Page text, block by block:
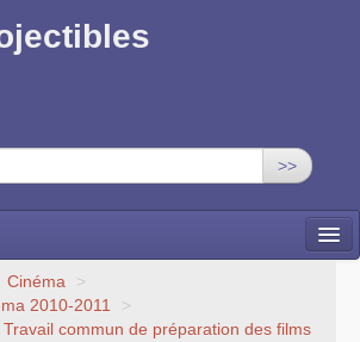
>>
Cinéma
>
2010-2011
>
commun de préparation des films